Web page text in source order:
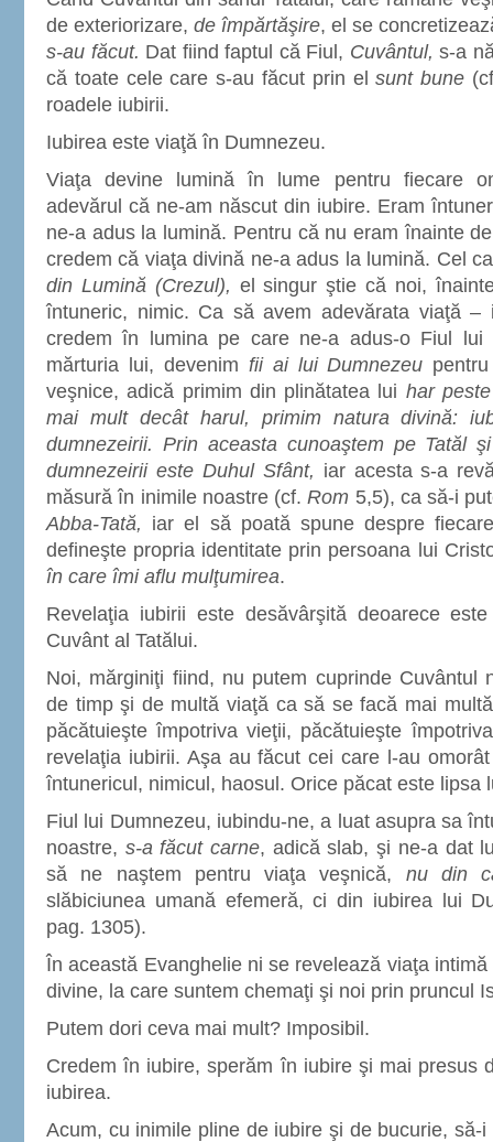
de exteriorizare, de împărtăşire, el se
s-au făcut. Dat fiind faptul că Fiul, Cuvântul, s-a
că toate cele care s-au făcut prin elsunt bune
roadele iubirii.
Iubirea este viaţă în Dumnezeu.
Viaţa devine lumină în lume pentru fiecare
adevărul că ne-am născut din iubire. Eram
ne-a adus la lumină. Pentru că nu eram înainte
credem că viaţa divină ne-a adus la lumină. Cel
din Lumină (Crezul), el singur ştie că noi,
întuneric, nimic. Ca să avem adevărata viaţă
credem în lumina pe care ne-a adus-o Fiul lui
mărturia lui, devenim fii ai lui Dumnezeu
veşnice, adică primim din plinătatea lui har
mai mult decât harul, primim natura divină:
dumnezeirii. Prin aceasta cunoaştem pe Tatăl
dumnezeirii este Duhul Sfânt, iar acesta s-a
măsură în inimile noastre (cf.Rom 5,5), ca să-i
Abba-Tată, iar el să poată spune despre
defineşte propria identitate prin persoana lui
în care îmi aflu mulţumirea.
Revelaţia iubirii este desăvârşită deoarece
Cuvânt al Tatălui.
Noi, mărginiţi fiind, nu putem cuprinde Cuvântul
de timp şi de multă viaţă ca să se facă mai
păcătuieşte împotriva vieţii, păcătuieşte
revelaţia iubirii. Aşa au făcut cei care l-au
întunericul, nimicul, haosul. Orice păcat este lipsa
Fiul lui Dumnezeu, iubindu-ne, a luat asupra sa
noastre, s-a făcut carne, adică slab, şi ne-a dat
să ne naştem pentru viaţa veşnică, nu din
slăbiciunea umană efemeră, ci din iubirea lui
pag. 1305).
În această Evanghelie ni se revelează viaţa
divine, la care suntem chemaţi şi noi prin pruncul
Putem dori ceva mai mult? Imposibil.
Credem în iubire, sperăm în iubire şi mai presus
iubirea.
Acum, cu inimile pline de iubire şi de bucurie, să-